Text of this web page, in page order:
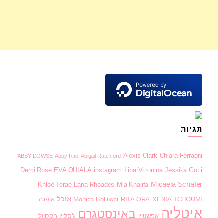
תגיות
ABBY DOWSE Abby Rao Abigail Ratchford Alexis Clark Chiara Ferragni
Demi Rose EVA QUIALA instagram Irina Voronina Jessika Gotti
Khloë Terae Lana Rhoades Mia Khalifa Micaela Schäfer
Monica Bellucci RITA ORA XENIA TCHOUMI אוכל אופנה
איטליה אפשטיין באינסטגרם ג'סליין מקסוול